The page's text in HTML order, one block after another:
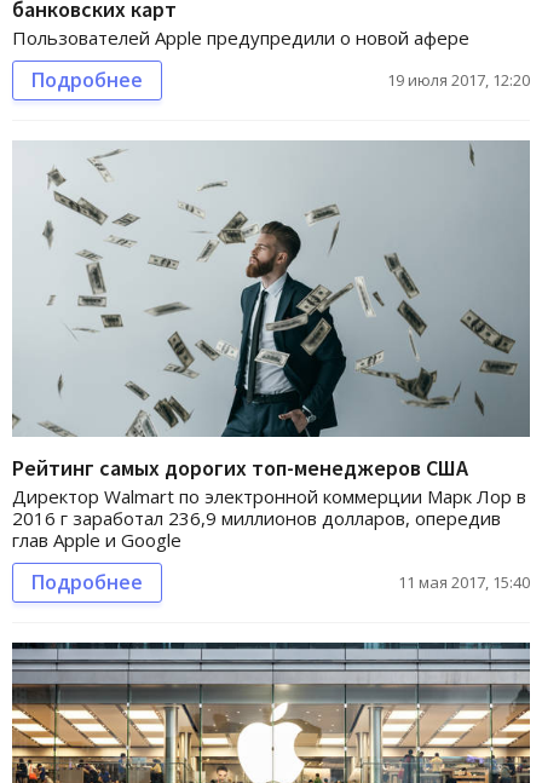
банковских карт
Пользователей Apple предупредили о новой афере
Подробнее 19 июля 2017, 12:20
Рейтинг самых дорогих топ-менеджеров США
Директор Walmart по электронной коммерции Марк Лор в
2016 г заработал 236,9 миллионов долларов, опередив
глав Apple и Google
Подробнее 11 мая 2017, 15:40